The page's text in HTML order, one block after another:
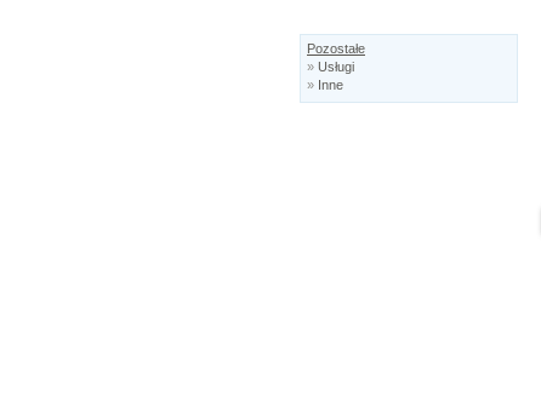
Pozostałe
» Usługi
» Inne